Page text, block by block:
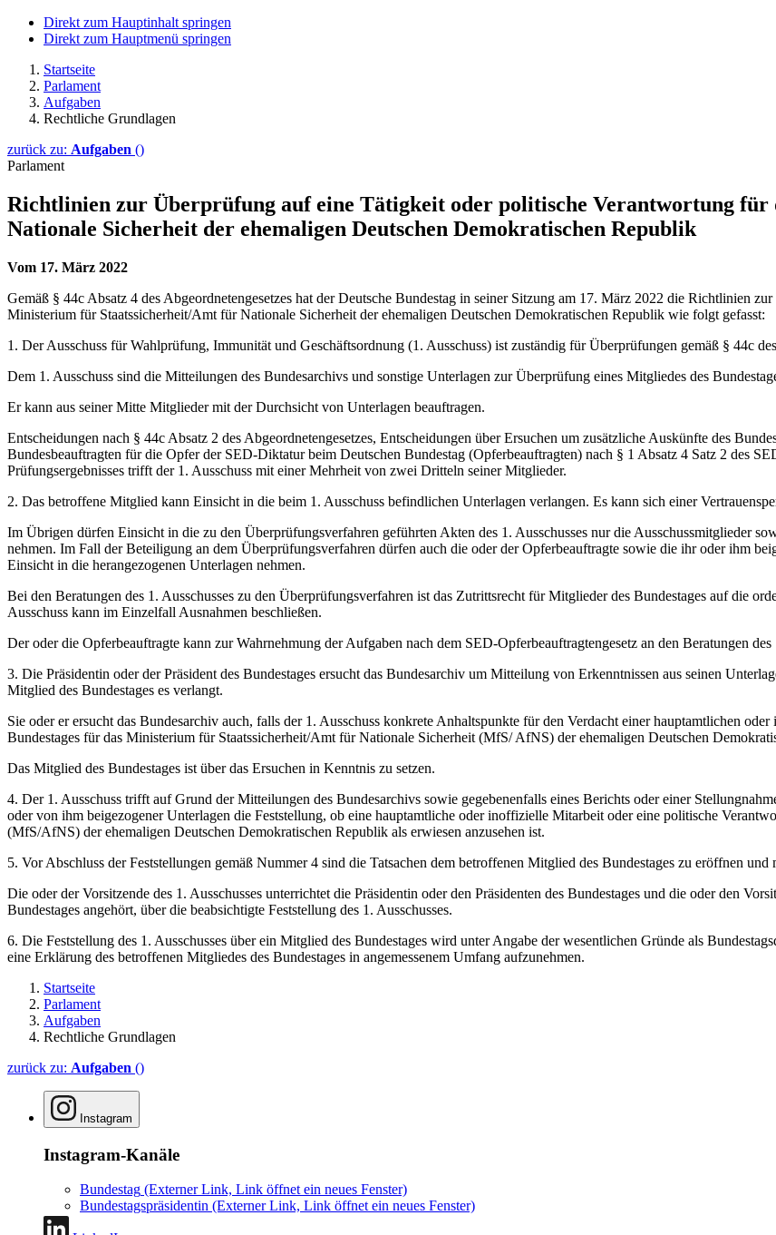
Direkt zum Hauptinhalt springen
Direkt zum Hauptmenü springen
Startseite
Parlament
Aufgaben
Rechtliche Grundlagen
zurück zu: Aufgaben ()
Parlament
Richtlinien zur Überprüfung auf eine Tätigkeit oder politische Verantwortung
Nationale Sicherheit der ehemaligen Deutschen Demokratischen Republik
Vom 17. März 2022
Gemäß § 44c Absatz 4 des Abgeordnetengesetzes hat der Deutsche Bundestag in seiner Sitzung am 17. März 2022 die Richtlinien
Ministerium für Staatssicherheit/Amt für Nationale Sicherheit der ehemaligen Deutschen Demokratischen Republik wie folgt gefasst:
1. Der Ausschuss für Wahlprüfung, Immunität und Geschäftsordnung (1. Ausschuss) ist zuständig für Überprüfungen gemäß § 44c
Dem 1. Ausschuss sind die Mitteilungen des Bundesarchivs und sonstige Unterlagen zur Überprüfung eines Mitgliedes des
Er kann aus seiner Mitte Mitglieder mit der Durchsicht von Unterlagen beauftragen.
Entscheidungen nach § 44c Absatz 2 des Abgeordnetengesetzes, Entscheidungen über Ersuchen um zusätzliche Auskünfte des
Bundesbeauftragten für die Opfer der SED-Diktatur beim Deutschen Bundestag (Opferbeauftragten) nach § 1 Absatz 4 Satz 2 des
Prüfungsergebnisses trifft der 1. Ausschuss mit einer Mehrheit von zwei Dritteln seiner Mitglieder.
2. Das betroffene Mitglied kann Einsicht in die beim 1. Ausschuss befindlichen Unterlagen verlangen. Es kann sich einer
Im Übrigen dürfen Einsicht in die zu den Überprüfungsverfahren geführten Akten des 1. Ausschusses nur die Ausschussmitglieder
nehmen. Im Fall der Beteiligung an dem Überprüfungsverfahren dürfen auch die oder der Opferbeauftragte sowie die ihr oder ihm
Einsicht in die herangezogenen Unterlagen nehmen.
Bei den Beratungen des 1. Ausschusses zu den Überprüfungsverfahren ist das Zutrittsrecht für Mitglieder des Bundestages auf die
Ausschuss kann im Einzelfall Ausnahmen beschließen.
Der oder die Opferbeauftragte kann zur Wahrnehmung der Aufgaben nach dem SED-Opferbeauftragtengesetz an den Beratungen des
3. Die Präsidentin oder der Präsident des Bundestages ersucht das Bundesarchiv um Mitteilung von Erkenntnissen aus seinen
Mitglied des Bundestages es verlangt.
Sie oder er ersucht das Bundesarchiv auch, falls der 1. Ausschuss konkrete Anhaltspunkte für den Verdacht einer hauptamtlichen
Bundestages für das Ministerium für Staatssicherheit/Amt für Nationale Sicherheit (MfS/ AfNS) der ehemaligen Deutschen
Das Mitglied des Bundestages ist über das Ersuchen in Kenntnis zu setzen.
4. Der 1. Ausschuss trifft auf Grund der Mitteilungen des Bundesarchivs sowie gegebenenfalls eines Berichts oder einer
oder von ihm beigezogener Unterlagen die Feststellung, ob eine hauptamtliche oder inoffizielle Mitarbeit oder eine politische
(MfS/AfNS) der ehemaligen Deutschen Demokratischen Republik als erwiesen anzusehen ist.
5. Vor Abschluss der Feststellungen gemäß Nummer 4 sind die Tatsachen dem betroffenen Mitglied des Bundestages zu eröffnen und
Die oder der Vorsitzende des 1. Ausschusses unterrichtet die Präsidentin oder den Präsidenten des Bundestages und die oder den
Bundestages angehört, über die beabsichtigte Feststellung des 1. Ausschusses.
6. Die Feststellung des 1. Ausschusses über ein Mitglied des Bundestages wird unter Angabe der wesentlichen Gründe als
eine Erklärung des betroffenen Mitgliedes des Bundestages in angemessenem Umfang aufzunehmen.
Startseite
Parlament
Aufgaben
Rechtliche Grundlagen
zurück zu: Aufgaben ()
Instagram
Instagram-Kanäle
Bundestag (Externer Link, Link öffnet ein neues Fenster)
Bundestagspräsidentin (Externer Link, Link öffnet ein neues Fenster)